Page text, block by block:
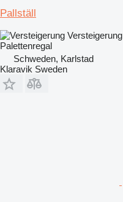
Pallställ
Versteigerung
Palettenregal
Schweden, Karlstad
Klaravik Sweden